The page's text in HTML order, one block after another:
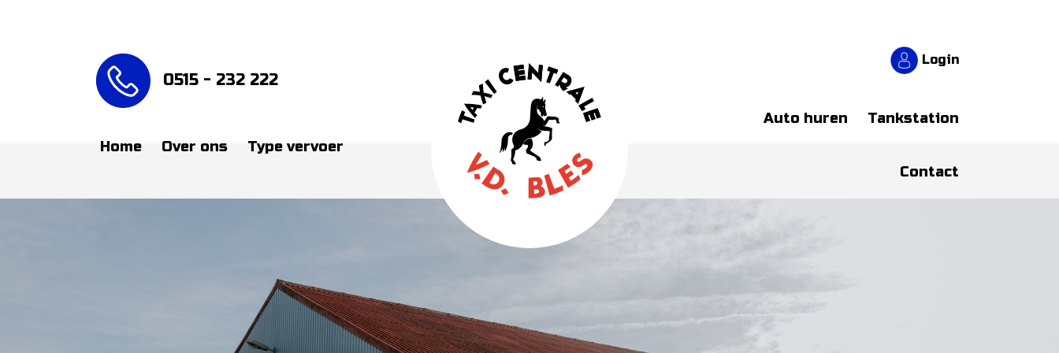
0515 - 232 222
Home Over ons Type vervoer
Login
Auto huren Tankstation
Contact